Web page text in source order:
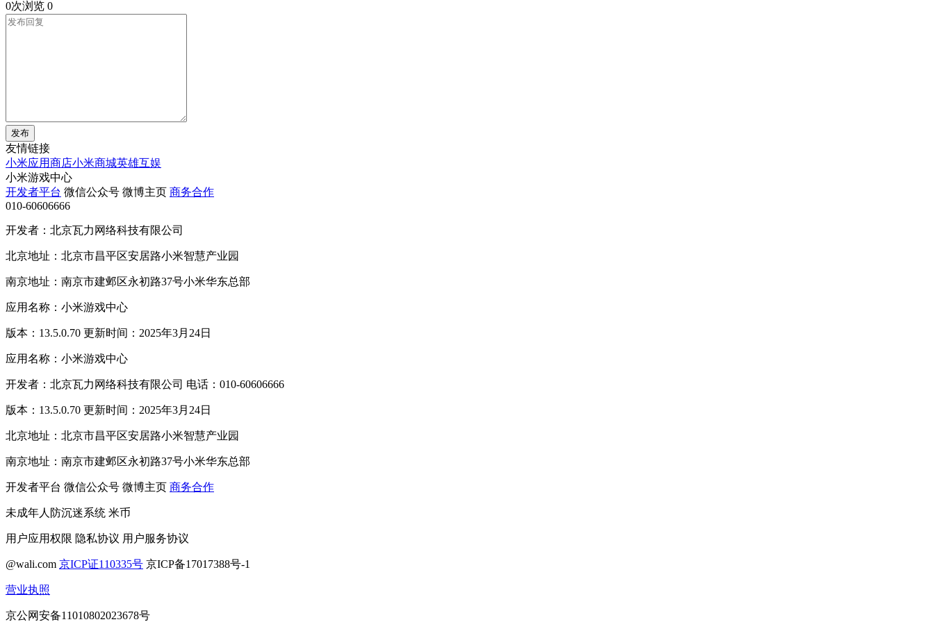
0次浏览 0
发布
友情链接
小米应用商店小米商城英雄互娱
小米游戏中心
开发者平台 微信公众号 微博主页 商务合作
010-60606666
开发者：北京瓦力网络科技有限公司
北京地址：北京市昌平区安居路小米智慧产业园
南京地址：南京市建邺区永初路37号小米华东总部
应用名称：小米游戏中心
版本：13.5.0.70 更新时间：2025年3月24日
应用名称：小米游戏中心
开发者：北京瓦力网络科技有限公司 电话：010-60606666
版本：13.5.0.70 更新时间：2025年3月24日
北京地址：北京市昌平区安居路小米智慧产业园
南京地址：南京市建邺区永初路37号小米华东总部
开发者平台 微信公众号 微博主页 商务合作
未成年人防沉迷系统 米币
用户应用权限 隐私协议 用户服务协议
@wali.com 京ICP证110335号 京ICP备17017388号-1
营业执照
京公网安备11010802023678号